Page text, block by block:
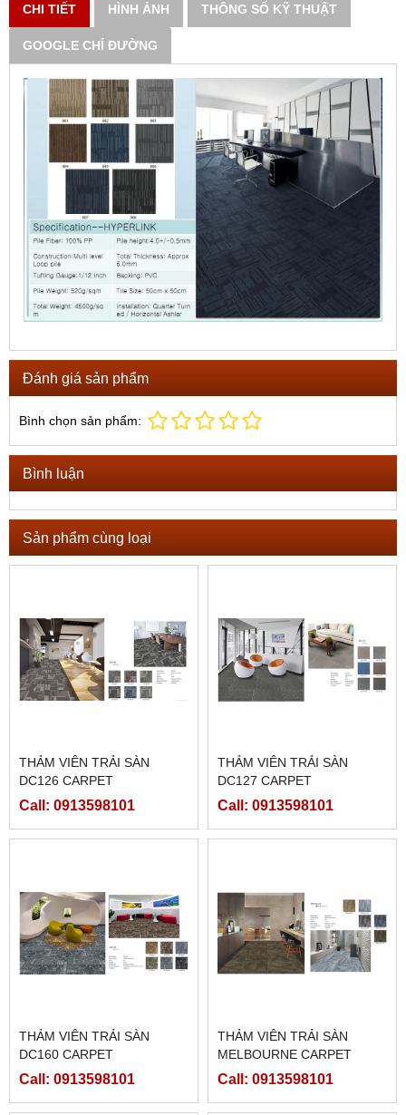
CHI TIẾT HÌNH ẢNH THÔNG SỐ KỸ THUẬT
GOOGLE CHỈ ĐƯỜNG
Đánh giá sản phẩm
Bình chọn sản phẩm:
Bình luận
Sản phẩm cùng loại
THẢM VIÊN TRẢI SÀN
DC126 CARPET
Call: 0913598101
THẢM VIÊN TRẢI SÀN
DC127 CARPET
Call: 0913598101
THẢM VIÊN TRẢI SÀN
DC160 CARPET
Call: 0913598101
THẢM VIÊN TRẢI SÀN
MELBOURNE CARPET
Call: 0913598101